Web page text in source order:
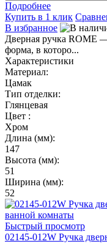
Подробнее
Купить в 1 клик
В избранное
Дверная ручка ROME
форма, в которо...
Характеристики
Материал:
Цамак
Тип отделки:
Глянцевая
Цвет :
Хром
Длина (мм):
147
Высота (мм):
51
Ширина (мм):
52
Быстрый просмотр
02145-012W Ручка